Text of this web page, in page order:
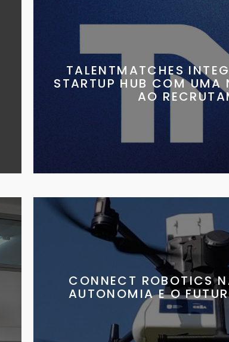
TALENTMATCHES
STARTUP HUB COM UMA
AO
CONNECT ROBOTICS
AUTONOMIA E O